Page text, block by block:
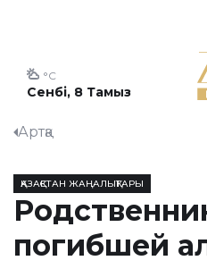
Сенбі, 8 Тамыз
°C
Артқа
ҚАЗАҚСТАН ЖАҢАЛЫҚТАРЫ
погибшей